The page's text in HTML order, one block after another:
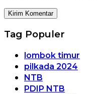
Tag Populer
lombok timur
pilkada 2024
NTB
PDIP NTB